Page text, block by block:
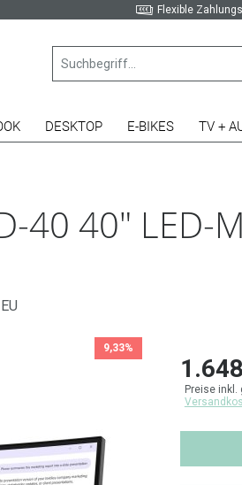
Flexible
DESKTOP E-BIKES TV +
40 40" LED-
9,33%
Preise